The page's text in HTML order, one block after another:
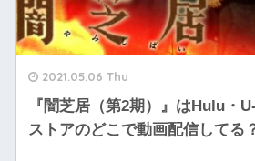
2021.05.06 Thu
『闇芝居（第2期）』はHulu・
ストアのどこで動画配信してる